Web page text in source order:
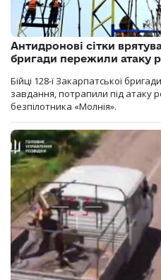
Антидронові сітки
бригади пережили атаку
Бійці 128-ї Закарпатської
завдання, потрапили під атаку
безпілотника «Молнія».